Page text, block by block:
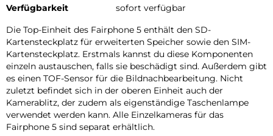
Verfügbarkeit
sofort verfügbar
Die Top-Einheit des Fairphone 5 enthält den SD-
Kartensteckplatz für erweiterten Speicher sowie den SIM-
Kartensteckplatz. Erstmals kannst du diese Komponenten
einzeln austauschen, falls sie beschädigt sind. Außerdem gibt
es einen TOF-Sensor für die Bildnachbearbeitung. Nicht
zuletzt befindet sich in der oberen Einheit auch der
Kamerablitz, der zudem als eigenständige Taschenlampe
verwendet werden kann. Alle Einzelkameras für das
Fairphone 5 sind separat erhältlich.